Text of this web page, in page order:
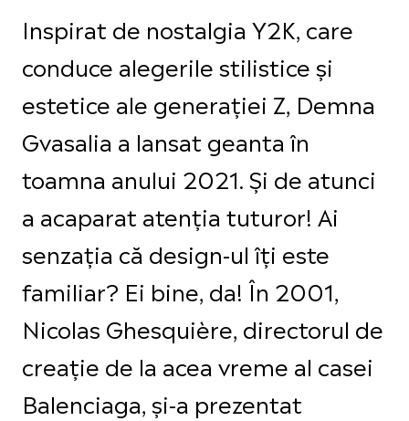
Inspirat de nostalgia Y2K, care
conduce alegerile stilistice și
estetice ale generației Z, Demna
Gvasalia a lansat geanta în
toamna anului 2021. Și de atunci
a acaparat atenția tuturor! Ai
senzația că design-ul îți este
familiar? Ei bine, da! În 2001,
Nicolas Ghesquière, directorul de
creație de la acea vreme al casei
Balenciaga, și-a prezentat